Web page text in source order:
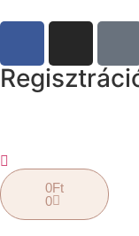
0Ft
0